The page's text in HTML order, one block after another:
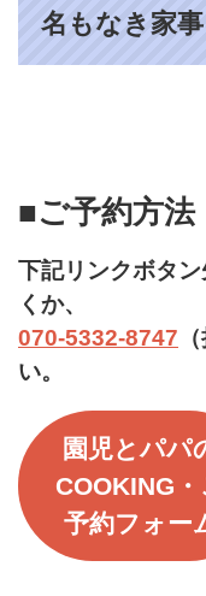
名もなき家
■ご予約方法
下記リンクボタ
くか、
070-5332-8747
い。
園児とパパ
COOKING
予約フォー